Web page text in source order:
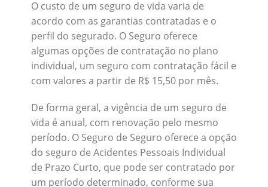
O custo de um seguro de vida varia de
acordo com as garantias contratadas e o
perfil do segurado. O Seguro oferece
algumas opções de contratação no plano
individual, um seguro com contratação fácil e
com valores a partir de R$ 15,50 por mês.
De forma geral, a vigência de um seguro de
vida é anual, com renovação pelo mesmo
período. O Seguro de Seguro oferece a opção
do seguro de Acidentes Pessoais Individual
de Prazo Curto, que pode ser contratado por
um período determinado, conforme sua